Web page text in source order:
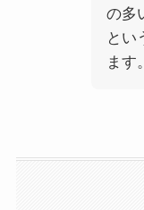
の多
とい
ます。